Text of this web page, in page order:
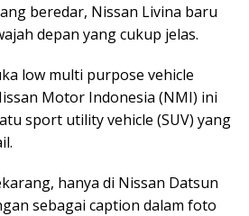
beredar, Nissan Livina baru
depan yang cukup jelas.
low multi purpose vehicle
Motor Indonesia (NMI) ini
sport utility vehicle (SUV) yang
hanya di Nissan Datsun
sebagai caption dalam foto